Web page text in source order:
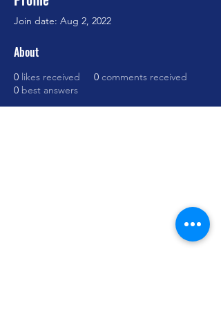
Join date: Aug 2, 2022
About
0 likes received 0 comments received
0 best answers
Termos e Condições Política da loja Política